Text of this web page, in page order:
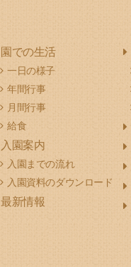
園での生活
一日の様子
年間行事
月間行事
給食
入園案内
入園までの流れ
入園資料のダウンロード
最新情報